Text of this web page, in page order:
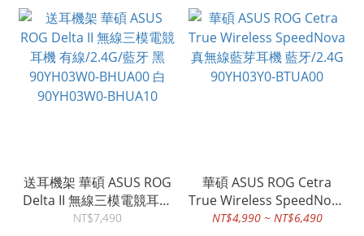
送耳機架 華碩 ASUS ROG
Delta II 無線三模電競耳機
有線/2.4G/藍牙 黑
NT$7,490
華碩 ASUS ROG Cetra
True Wireless SpeedNova
真無線藍芽耳機 藍牙/2.4G
NT$4,990 ~ NT$6,490